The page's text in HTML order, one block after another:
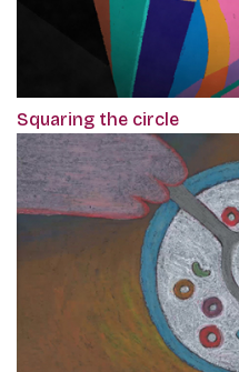
Squaring the circle